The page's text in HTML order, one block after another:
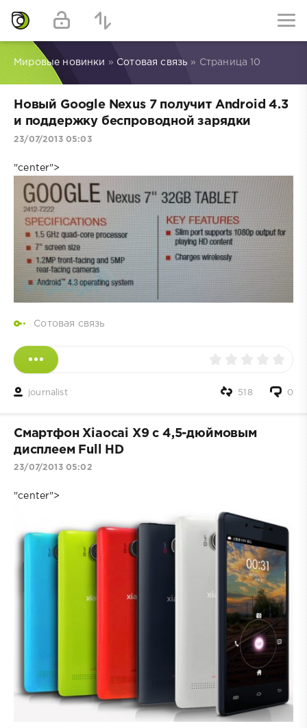
Мировые новинки » Сотовая связь » Страница 10
Новый Google Nexus 7 получит Android 4.3
и поддержку беспроводной зарядки
23/07/2013 05:03
"center">
Сотовая связь
journalist 0
518
Смартфон Xiaocai X9 с 4,5-дюймовым
дисплеем Full HD
23/07/2013 05:02
"center">